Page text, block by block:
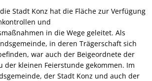
Stadt Konz hat die Fläche zur Verfügung
und
in die Wege geleitet. Als
in deren Trägerschaft sich
war auch der Beigeordnete der
der kleinen Feierstunde gekommen. Im
der Stadt Konz und auch der